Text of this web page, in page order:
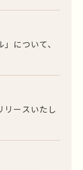
について、
リースいたし